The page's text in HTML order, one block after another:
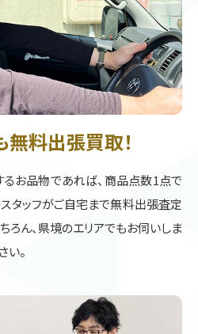
無料出張買取！
お品物であれば、商品点数1点で
タッフがご自宅まで無料出張査定
ろん、県境のエリアでもお伺いしま
い。